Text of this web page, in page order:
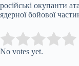
російські окупанти
ядерної бойової
Rate this item:
No votes yet.